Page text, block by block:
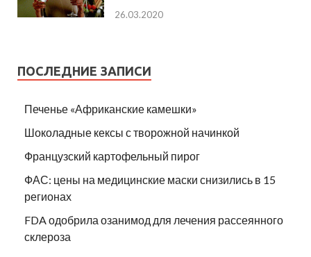
26.03.2020
ПОСЛЕДНИЕ ЗАПИСИ
Печенье «Африканские камешки»
Шоколадные кексы с творожной начинкой
Французский картофельный пирог
ФАС: цены на медицинские маски снизились в 15
регионах
FDA одобрила озанимод для лечения рассеянного
склероза